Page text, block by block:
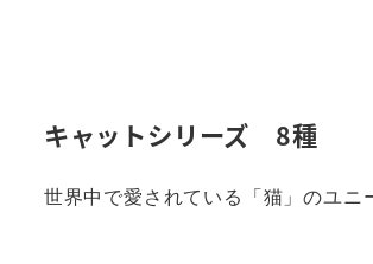
キャットシリーズ 8種
世界中で愛されている「猫」のユ